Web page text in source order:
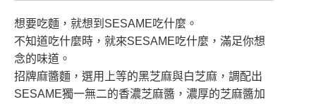
想要吃麵，就想到SESAME吃什麼。
不知道吃什麼時，就來SESAME吃什麼，滿足你想
念的味道。
招牌麻醬麵，選用上等的黑芝麻與白芝麻，調配出
SESAME獨一無二的香濃芝麻醬，濃厚的芝麻醬加